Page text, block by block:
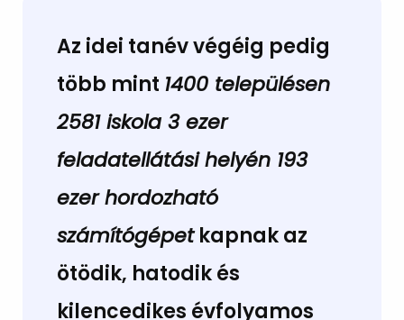
Az idei tanév végéig pedig
több mint 1400 településen
2581 iskola 3 ezer
feladatellátási helyén 193
ezer hordozható
számítógépetkapnak az
ötödik, hatodik és
kilencedikes évfolyamos